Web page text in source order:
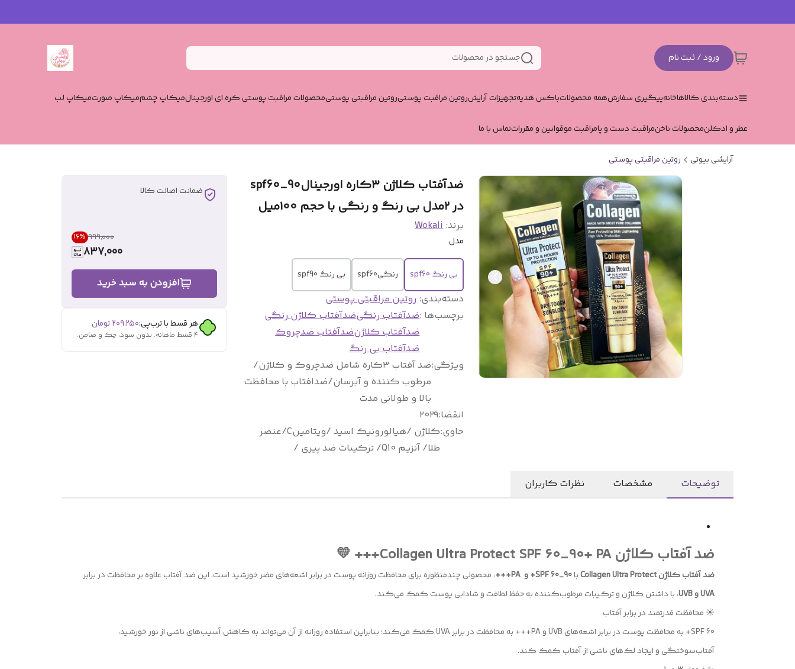
ورود / ثبت نام جستجو در محصولات
دسته‌بندی کالاهاخانهپیگیری سفارشهمه محصولاتباکس هدیهتجهیزات آرایشروتین مراقبت پوستیروتین مراقبتی پوستیمحصولات مراقبت پوستی کره ای اورجینالمیکاپ چشممیکاپ صورتمیکاپ لب
عطر و ادکلنمحصولات ناخنمراقبت دست و پامراقبت موقوانین و مقرراتتماس با ما
آرایشی بیوتی روتین مراقبتی پوستی
ضدآفتاب کلاژن ۳کاره اورجینال90_spf60
در ۲مدل بی رنگ و رنگی با حجم ۱۰۰میل
برند:Wokali
مدل
بی رنگ spf60 رنگیspf60 بی رنگ spf90
دسته‌بندی:روتین مراقبتی پوستی
برچسب‌ها :ضدآفتاب رنگیضدآفتاب کلاژن رنگی
ضدآفتاب کلاژنضدآفتاب ضدچروک
ضدآفتاب بی رنگ
ویژگی:
ضد آفتاب ۳کاره شامل ضدچروک و کلاژن/
مرطوب کننده و آبرسان/ضدافتاب با محافظت
بالا و طولانی مدت
انقضا:۲۰۲۹
حاوی:
کلاژن /هیالورونیک اسید /ویتامینC/عنصر
طلا/ آنزیم Q10/ ترکیبات ضد پیری /
ضمانت اصالت کالا
۹۹۹٬۰۰۰ 16%
837,000
افزودن به سبد خرید
هر قسط با ترب‌پی:۲۰۹٬۲۵۰تومان
۴ قسط ماهانه. بدون سود، چک و ضامن.
توضیحات مشخصات نظرات کاربران
ضد آفتاب کلاژن Collagen Ultra Protect SPF 60_90+ PA+++ 💛
ضد آفتاب کلاژن Collagen Ultra Protect باSPF 60_90+ و PA+++
، محصولی چندمنظوره برای محافظت روزانه پوست در برابر اشعه‌های مضر خورشید است. این ضد آفتاب علاوه بر محافظت در برابر
UVA و UVB
، با داشتن کلاژن و ترکیبات مرطوب‌کننده به حفظ لطافت و شادابی پوست کمک می‌کند.
☀️ محافظت قدرتمند در برابر آفتاب
SPF 60+ به محافظت پوست در برابر اشعه‌های UVB و PA+++ به محافظت در برابر UVA کمک می‌کند؛ بنابراین استفاده روزانه از آن می‌تواند به کاهش آسیب‌های ناشی از نور خورشید،
آفتاب‌سوختگی و ایجاد لک‌های ناشی از آفتاب کمک کند.